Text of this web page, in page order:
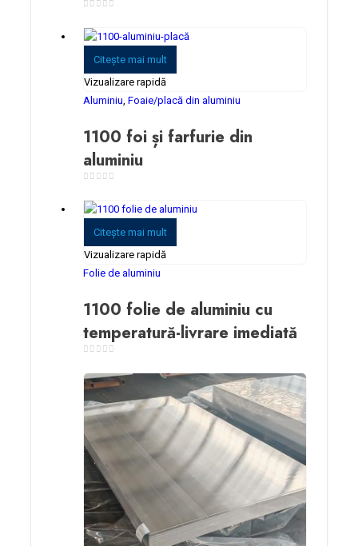
Citeşte mai mult
Vizualizare rapidă
Aluminiu Foaie/placă din aluminiu
1100 foi și farfurie din
aluminiu
Citeşte mai mult
Vizualizare rapidă
Folie de aluminiu
1100 folie de aluminiu cu
temperatură-livrare imediată